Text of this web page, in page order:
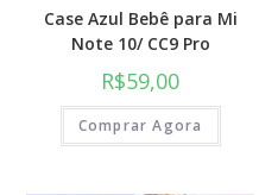
Case Azul Bebê para Mi
Note 10/ CC9 Pro
R$59,00
Comprar Agora